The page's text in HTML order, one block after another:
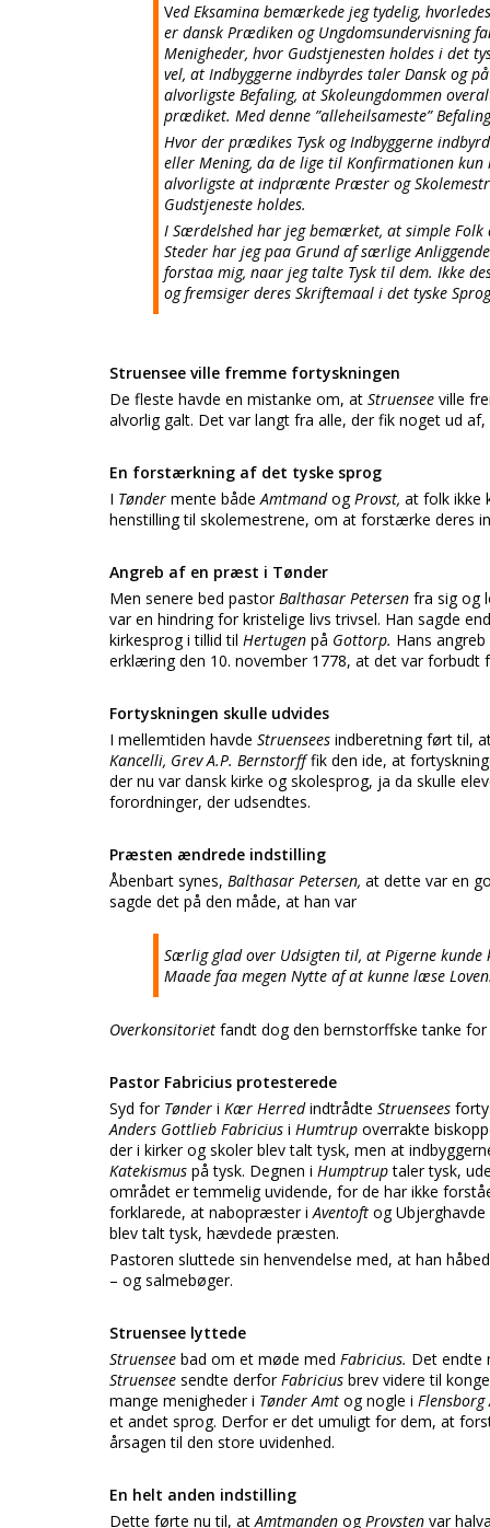
Ved Eksamina bemærkede jeg tydelig,
er dansk Prædiken og Ungdomsundervisning
Menigheder, hvor Gudstjenesten holdes i det
vel, at Indbyggerne indbyrdes taler Dansk og
alvorligste Befaling, at Skoleungdommen
prædiket. Med denne ”alleheilsameste”
Hvor der prædikes Tysk og Indbyggerne
eller Mening, da de lige til Konfirmationen
alvorligste at indprænte Præster og
Gudstjeneste holdes.
I Særdelshed har jeg bemærket, at simple Folk
Steder har jeg paa Grund af særlige
forstaa mig, naar jeg talte Tysk til dem. Ikke
og fremsiger deres Skriftemaal i det tyske
Struensee ville fremme fortyskningen
De fleste havde en mistanke om, at Struensee ville
alvorlig galt. Det var langt fra alle, der fik noget ud
En forstærkning af det tyske sprog
I Tønder mente bådeAmtmandogProvst, at folk ikke
henstilling til skolemestrene, om at forstærke deres
Angreb af en præst i Tønder
Men senere bed pastorBalthasar Petersen fra sig og
var en hindring for kristelige livs trivsel. Han sagde
kirkesprog i tillid til Hertugen på Gottorp. Hans
erklæring den 10. november 1778, at det var
Fortyskningen skulle udvides
I mellemtiden havde Struensees indberetning ført til,
Kancelli, Grev A.P. Bernstorfffik den ide, at
der nu var dansk kirke og skolesprog, ja da skulle
forordninger, der udsendtes.
Præsten ændrede indstilling
Åbenbart synes, Balthasar Petersen, at dette var en
sagde det på den måde, at han var
Særlig glad over Udsigten til, at Pigerne
Maade faa megen Nytte af at kunne læse
Overkonsitoriet fandt dog den bernstorffske tanke
Pastor Fabricius protesterede
Syd for Tønder i Kær Herredindtrådte Struensees
Anders Gottlieb Fabricius i Humtrup overrakte
der i kirker og skoler blev talt tysk, men at
Katekismus på tysk. Degnen i Humptruptaler tysk,
området er temmelig uvidende, for de har ikke
forklarede, at nabopræster iAventoft og
blev talt tysk, hævdede præsten.
Pastoren sluttede sin henvendelse med, at han
– og salmebøger.
Struensee lyttede
Struensee bad om et møde med Fabricius. Det endte
Struensee sendte derforFabricius brev videre til
mange menigheder i Tønder Amt og nogle i
et andet sprog. Derfor er det umuligt for dem, at
årsagen til den store uvidenhed.
En helt anden indstilling
Dette førte nu til, atAmtmanden ogProvsten var